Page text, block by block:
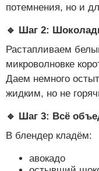
потемнения, но и
🔹 Шаг 2:
Растапливаем
микроволновке
Даем немного
жидким, но не
🔹 Шаг 3: Всё
В блендер кладём:
авокадо